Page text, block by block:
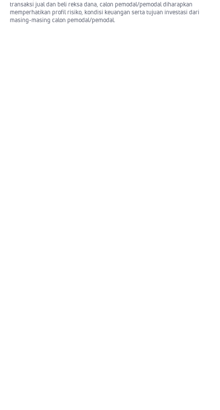
transaksi jual dan beli reksa dana, calon pemodal/pemodal diharapkan
memperhatikan profil risiko, kondisi keuangan serta tujuan investasi dari
masing-masing calon pemodal/pemodal.